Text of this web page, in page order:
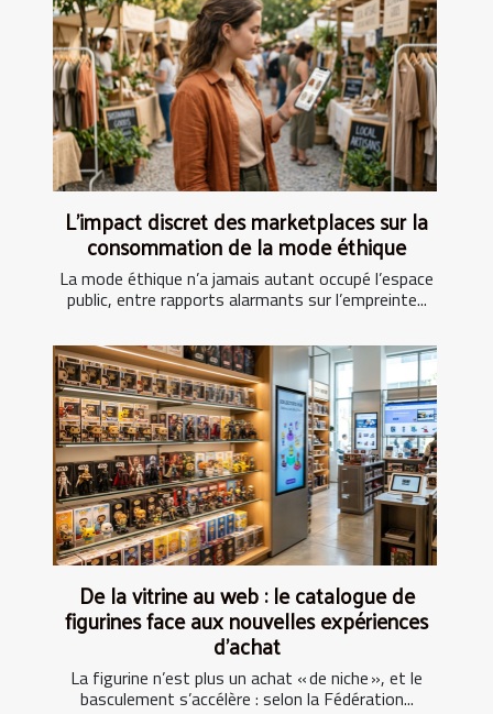
L’impact discret des marketplaces sur la
consommation de la mode éthique
La mode éthique n’a jamais autant occupé l’espace
public, entre rapports alarmants sur l’empreinte...
De la vitrine au web : le catalogue de
figurines face aux nouvelles expériences
d’achat
La figurine n’est plus un achat « de niche », et le
basculement s’accélère : selon la Fédération...